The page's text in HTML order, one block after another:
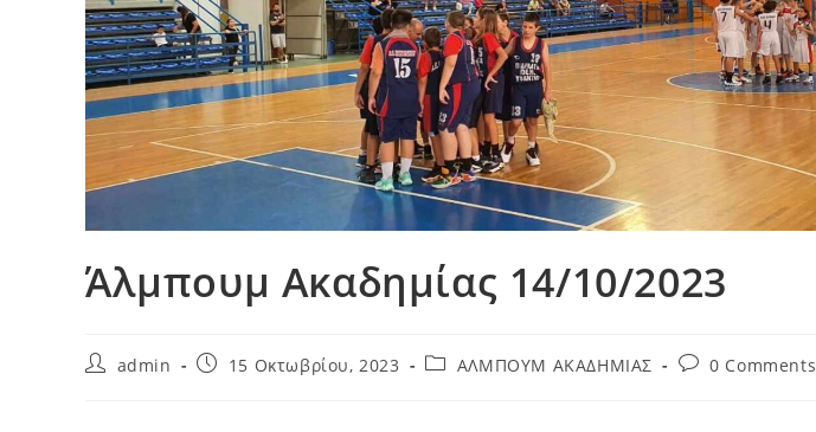
Άλμπουμ Ακαδημίας 14/10/2023
admin 15 Οκτωβρίου, 2023 ΑΛΜΠΟΥΜ ΑΚΑΔΗΜΙΑΣ 0 Comments